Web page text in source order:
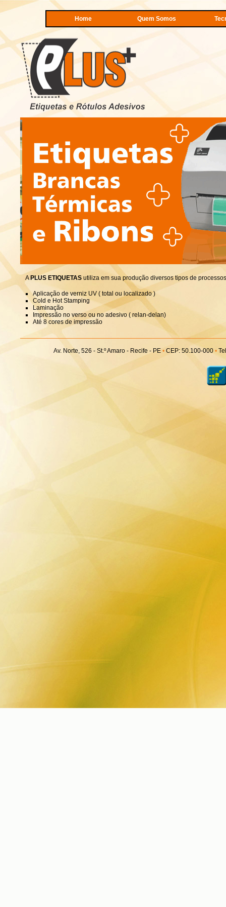
Home Quem Somos
APLUS ETIQUETAS utiliza em sua produção diversos tipos de
Aplicação de verniz UV ( total ou localizado )
Cold e Hot Stamping
Laminação
Impressão no verso ou no adesivo ( relan-delan)
Até 8 cores de impressão
Av. Norte, 526 - St.º Amaro - Recife - PE •CEP: 50.100-000 •